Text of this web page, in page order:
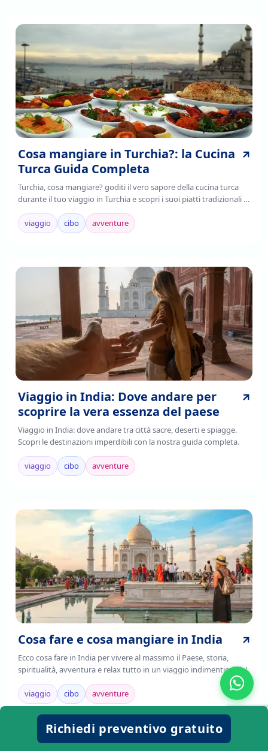
Cosa mangiare in Turchia?: la Cucina
Turca Guida Completa
Turchia, cosa mangiare? goditi il vero sapore della cucina turca
durante il tuo viaggio in Turchia e scopri i suoi piatti tradizionali ,
è il frutto della fusione di tradizioni culinarie regionali,
mediterranee e asiatiche.
viaggio cibo avventure
Viaggio in India: Dove andare per
scoprire la vera essenza del paese
Viaggio in India: dove andare tra città sacre, deserti e spiagge.
Scopri le destinazioni imperdibili con la nostra guida completa.
viaggio cibo avventure
Cosa fare e cosa mangiare in India
Ecco cosa fare in India per vivere al massimo il Paese, storia,
spiritualità, avventura e relax tutto in un viaggio indimenticabile!
viaggio cibo avventure
Richiedi preventivo gratuito